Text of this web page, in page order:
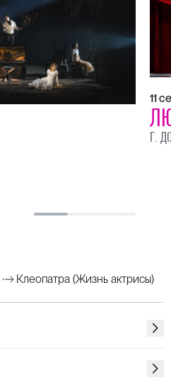
11
Г.
Клеопатра (Жизнь актрисы)